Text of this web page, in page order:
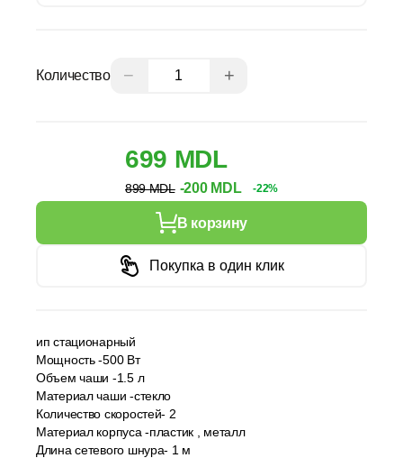
Количество − +
699 MDL
899 MDL -200 MDL -22%
В корзину
Покупка в один клик
ип стационарный
Мощность -500 Вт
Объем чаши -1.5 л
Материал чаши -стекло
Количество скоростей- 2
Материал корпуса -пластик , металл
Длина сетевого шнура- 1 м